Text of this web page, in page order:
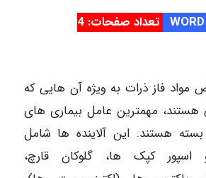
تعداد صفحات: 4
مواد فاز ذرات به ویژه آن ‌هایی که
هستند، مهمترین عامل بیماری‌ های
هستند. این آلاینده‌ ها شامل
کپک ‌ها، گلوکان قارچ،